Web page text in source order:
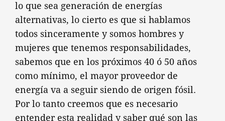
lo que sea generación de energías
alternativas, lo cierto es que si hablamos
todos sinceramente y somos hombres y
mujeres que tenemos responsabilidades,
sabemos que en los próximos 40 ó 50 años
como mínimo, el mayor proveedor de
energía va a seguir siendo de origen fósil.
Por lo tanto creemos que es necesario
entender esta realidad y saber qué son las